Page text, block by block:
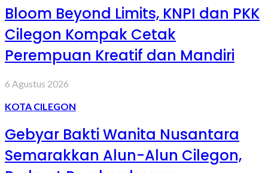
Bloom Beyond Limits, KNPI dan PKK
Cilegon Kompak Cetak
Perempuan Kreatif dan Mandiri
6 Agustus 2026
KOTA CILEGON
Gebyar Bakti Wanita Nusantara
Semarakkan Alun-Alun Cilegon,